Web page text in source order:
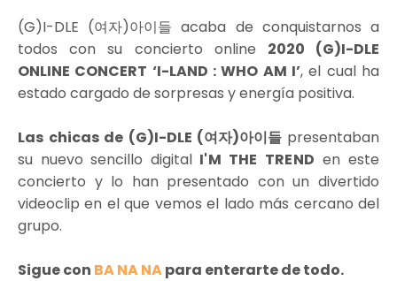
(G)I-DLE (여자)아이들 acaba de conquistarnos a
todos con su concierto online 2020 (G)I-DLE
ONLINE CONCERT ‘I-LAND : WHO AM I’, el cual ha
estado cargado de sorpresas y energía positiva.
Las chicas de (G)I-DLE (여자)아이들 presentaban
su nuevo sencillo digital I'M THE TREND en este
concierto y lo han presentado con un divertido
videoclip en el que vemos el lado más cercano del
grupo.
Sigue con BA NA NApara enterarte de todo.